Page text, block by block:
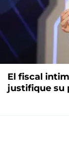
El fiscal
justifique su